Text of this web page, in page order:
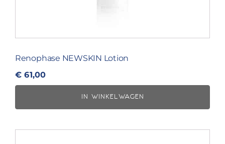
Renophase NEWSKIN Lotion
€ 61,00
IN WINKELWAGEN